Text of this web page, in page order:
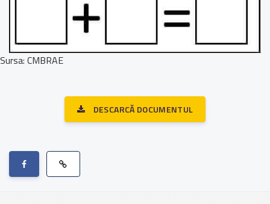
Sursa: CMBRAE
DESCARCĂ DOCUMENTUL